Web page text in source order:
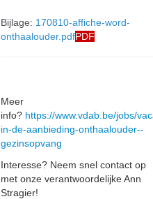
Bijlage: 170810-affiche-word-
onthaalouder.pdfPDF
Meer
info? https://www.vdab.be/jobs/
in-de-aanbieding-onthaalouder--
gezinsopvang
Interesse? Neem snel contact op
met onze verantwoordelijke Ann
Stragier!